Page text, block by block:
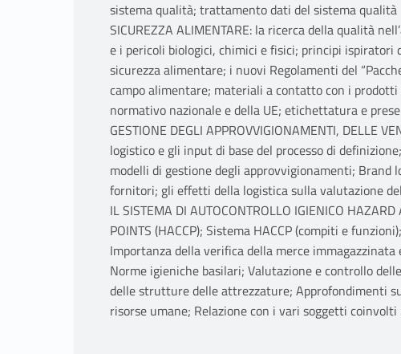
sistema qualità; trattamento dati del sistema qualità
SICUREZZA ALIMENTARE: la ricerca della qualità
e i pericoli biologici, chimici e fisici; principi ispiratori
sicurezza alimentare; i nuovi Regolamenti del
campo alimentare; materiali a contatto con i prodotti
normativo nazionale e della UE; etichettatura e
GESTIONE DEGLI APPROVVIGIONAMENTI, DELLE
logistico e gli input di base del processo di
modelli di gestione degli approvvigionamenti; Brand
fornitori; gli effetti della logistica sulla valutazione
IL SISTEMA DI AUTOCONTROLLO IGIENICO
POINTS (HACCP); Sistema HACCP (compiti e
Importanza della verifica della merce
Norme igieniche basilari; Valutazione e controllo
delle strutture delle attrezzature; Approfondimenti
risorse umane; Relazione con i vari soggetti